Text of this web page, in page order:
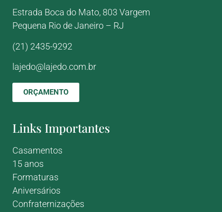
Estrada Boca do Mato, 803 Vargem
Pequena Rio de Janeiro – RJ
(21) 2435-9292
lajedo@lajedo.com.br
ORÇAMENTO
Links Importantes
Casamentos
15 anos
Formaturas
Aniversários
Confraternizações